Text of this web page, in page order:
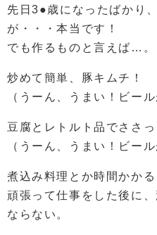
先日3●歳になったばかり
が・・・本当です！
でも作るものと言えば…。
炒めて簡単、豚キムチ！
（うーん、うまい！ビール
豆腐とレトルト品でささ
（うーん、うまい！ビール
煮込み料理とか時間かか
頑張って仕事をした後に
ならない。